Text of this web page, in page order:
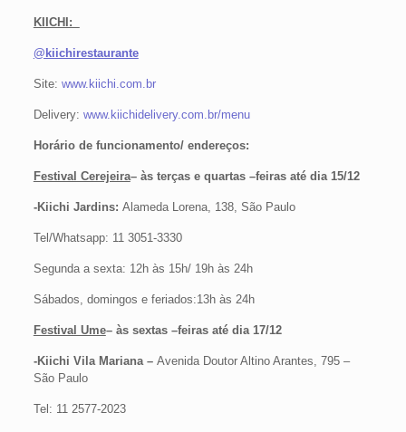
KIICHI:
@kiichirestaurante
Site: www.kiichi.com.br
Delivery: www.kiichidelivery.com.br/menu
Horário de funcionamento/ endereços:
Festival Cerejeira– às terças e quartas –feiras até dia 15/12
-Kiichi Jardins: Alameda Lorena, 138, São Paulo
Tel/Whatsapp: 11 3051-3330
Segunda a sexta: 12h às 15h/ 19h às 24h
Sábados, domingos e feriados:13h às 24h
Festival Ume– às sextas –feiras até dia 17/12
-Kiichi Vila Mariana –Avenida Doutor Altino Arantes, 795 –
São Paulo
Tel: 11 2577-2023